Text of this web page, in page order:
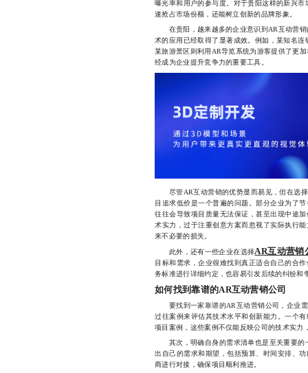
曝光率和用户的参与度。对于贵阳这样的新兴
速抢占市场份额，还能树立创新的品牌形象。
在贵阳，越来越多的企业意识到AR互动营销
术的应用已经取得了显著成效。例如，某知名
某旅游景区则利用AR导览系统为游客提供了更
经成为企业提升竞争力的重要工具。
尽管AR互动营销的优势显而易见，但在选择
目追求低价是一个普遍的问题。部分企业为了
往往会导致项目质量无法保证，甚至出现中途
术实力，过于注重创意方案而忽视了实际执行
来不必要的损失。
此外，还有一些企业在选择AR互动营销
目标和需求，企业很难找到真正适合自己的合
务标准进行详细约定，也容易引发后续的纠纷和
如何找到靠谱的AR互动营销公司
要找到一家靠谱的AR互动营销公司，企业需
过往案例来评估其技术水平和创新能力。一个
项目案例，这些案例不仅能反映公司的技术实力
其次，明确自身的需求清单也是至关重要的
出自己的需求和期望，包括预算、时间安排、
商进行对接，确保项目顺利推进。